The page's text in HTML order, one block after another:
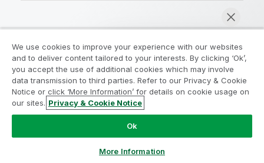
Juridische overeenkomsten
Productvoorwaarden
Legal Policies
Legal Policies
Gebruiksvoorwaarden
Handelsmerken
Do Not Share My Info
Copyright © 1993-2026 QlikTech International AB. Alle
We use cookies to improve your experience with our websites
and to deliver content tailored to your interests. By clicking ‘Ok’,
you accept the use of additional cookies which may involve
data transmission to third parties. Refer to our Privacy & Cookie
Notice or click ‘More Information’ for details on cookie usage on
our sites. Privacy & Cookie Notice
Ok
More Information